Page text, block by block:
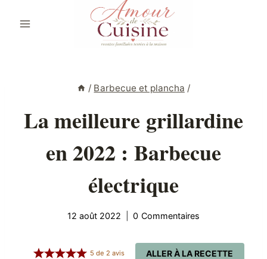
/ Barbecue et plancha /
La meilleure grillardine
en 2022 : Barbecue
électrique
12 août 2022 0 Commentaires
ALLER À LA RECETTE
5 de2 avis